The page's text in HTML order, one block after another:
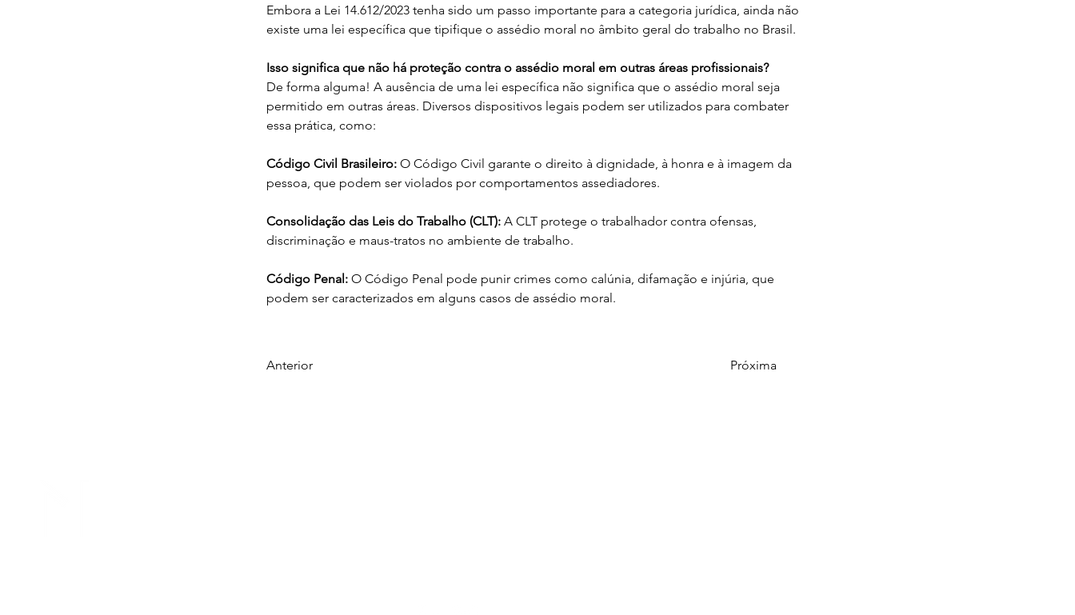
Embora a Lei 14.612/2023 tenha sido um passo importante para a categoria jurídica, ainda não
existe uma lei específica que tipifique o assédio moral no âmbito geral do trabalho no Brasil.
Isso significa que não há proteção contra o assédio moral em outras áreas profissionais?
De forma alguma! A ausência de uma lei específica não significa que o assédio moral seja
permitido em outras áreas. Diversos dispositivos legais podem ser utilizados para combater
essa prática, como:
Código Civil Brasileiro: O Código Civil garante o direito à dignidade, à honra e à imagem da
pessoa, que podem ser violados por comportamentos assediadores.
Consolidação das Leis do Trabalho (CLT): A CLT protege o trabalhador contra ofensas,
discriminação e maus-tratos no ambiente de trabalho.
Código Penal: O Código Penal pode punir crimes como calúnia, difamação e injúria, que
podem ser caracterizados em alguns casos de assédio moral.
Anterior Próxima